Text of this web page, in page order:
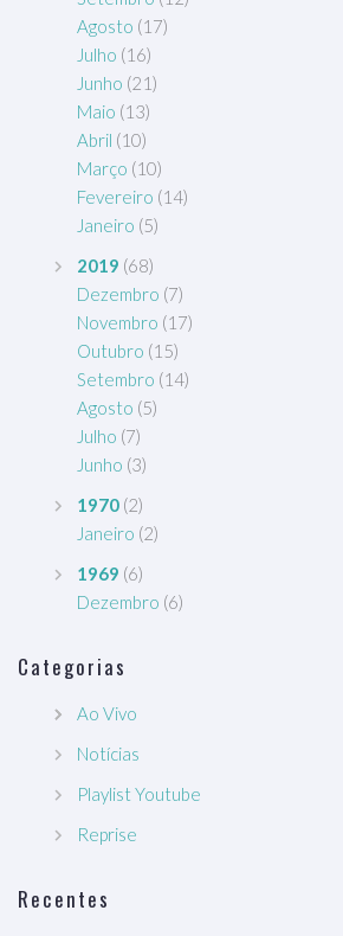
Agosto (17)
Julho (16)
Junho (21)
Maio (13)
Abril (10)
Março (10)
Fevereiro (14)
Janeiro (5)
2019 (68)
Dezembro (7)
Novembro (17)
Outubro (15)
Setembro (14)
Agosto (5)
Julho (7)
Junho (3)
1970 (2)
Janeiro (2)
1969 (6)
Dezembro (6)
Categorias
Ao Vivo
Notícias
Playlist Youtube
Reprise
Recentes